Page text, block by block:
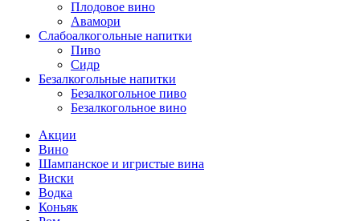
Плодовое вино
Авамори
Слабоалкогольные напитки
Пиво
Сидр
Безалкогольные напитки
Безалкогольное пиво
Безалкогольное вино
Акции
Вино
Шампанское и игристые вина
Виски
Водка
Коньяк